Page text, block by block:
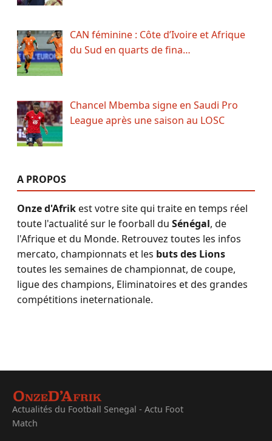
CAN féminine : Côte d’Ivoire et Afrique
du Sud en quarts de fina…
Chancel Mbemba signe en Saudi Pro
League après une saison au LOSC
A PROPOS
Onze d'Afrikest votre site qui traite en temps réel
toute l'actualité sur le foorball du Sénégal, de
l'Afrique et du Monde. Retrouvez toutes les infos
mercato, championnats et les buts des Lions
toutes les semaines de championnat, de coupe,
ligue des champions, Eliminatoires et des grandes
compétitions ineternationale.
Actualités du Football Senegal - Actu Foot
Match